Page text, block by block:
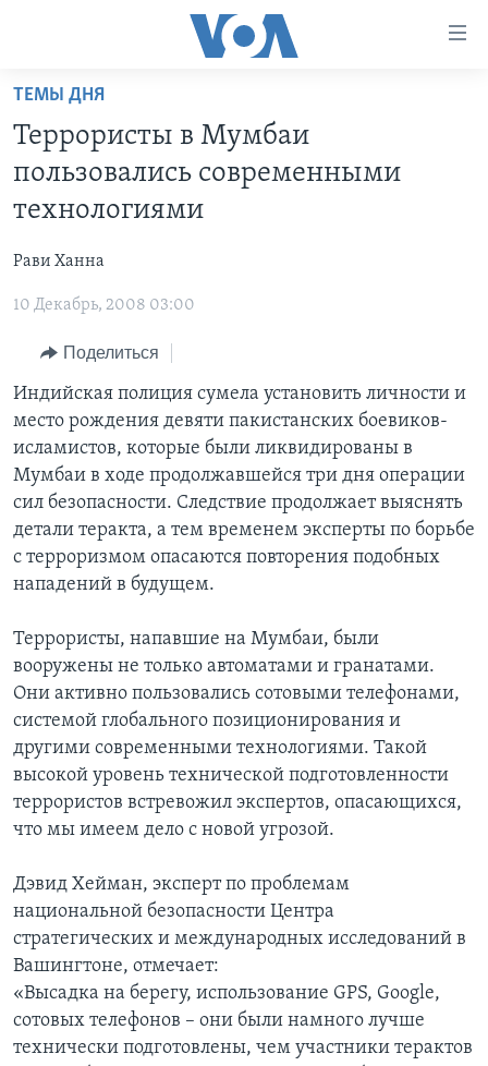
Перейти
основной
контент
основной
Перейти
поиск
ПРОГРАММЫ
ПОЧЕМУ ЭТО ВАЖНО?
ДИСКУССИЯ VOA
ДЕТАЛИ
НЬЮ-ЙОРК NEW YORK
АМЕРИКА. БОЛЬШОЕ ПУТЕШЕСТВИЕ
А КАК В АМЕРИКЕ?
АРТЕФАКТЫ
АМЕРИКАНСКИЕ ГОРОДКИ
ТЕСТЫ
ИНТЕРВЬЮ
ФАКТЫ ПРОТИВ ФЕЙКОВ
ЗА СВОБОДУ ПРЕССЫ
УЧИМ АНГЛИЙСКИЙ
ВИДЕО
ПОДПИСКА НА НОВОСТИ
Learning English
СОЦИАЛЬНЫЕ СЕТИ
Языки
ТЕМЫ ДНЯ
Террористы в Мумбаи
пользовались современными
технологиями
Рави Ханна
10 Декабрь, 2008 03:00
Поделиться
Индийская полиция сумела установить личности и
место рождения девяти пакистанских боевиков-
исламистов, которые были ликвидированы в
Мумбаи в ходе продолжавшейся три дня операции
сил безопасности. Следствие продолжает выяснять
детали теракта, а тем временем эксперты по борьбе
с терроризмом опасаются повторения подобных
нападений в будущем.
Террористы, напавшие на Мумбаи, были
вооружены не только автоматами и гранатами.
Они активно пользовались сотовыми телефонами,
системой глобального позиционирования и
другими современными технологиями. Такой
высокой уровень технической подготовленности
террористов встревожил экспертов, опасающихся,
что мы имеем дело с новой угрозой.
Дэвид Хейман, эксперт по проблемам
национальной безопасности Центра
стратегических и международных исследований в
Вашингтоне, отмечает:
«Высадка на берегу, использование GPS, Google,
сотовых телефонов – они были намного лучше
технически подготовлены, чем участники терактов